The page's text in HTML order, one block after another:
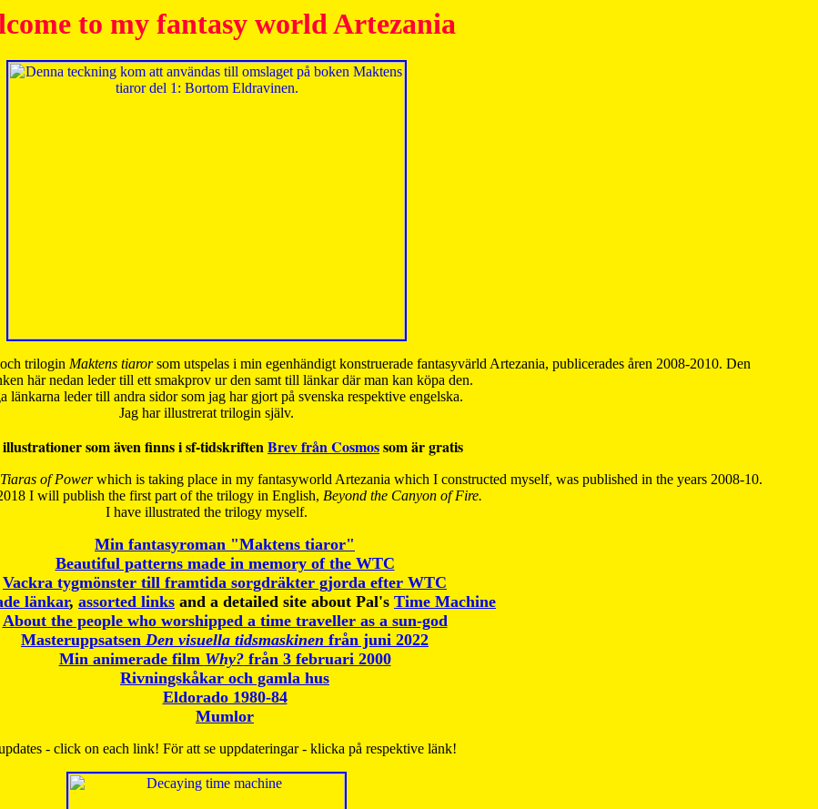
to my fantasy world Artezania
trilogin Maktens tiarorsom utspelas i min egenhändigt konstruerade fantasyvärld Artezania, publicerades åren 2008-2010. Den
här nedan leder till ett smakprov ur den samt till länkar där man kan köpa den.
länkarna leder till andra sidor som jag har gjort på svenska respektive engelska.
Jag har illustrerat trilogin själv.
illustrationer som även finns i sf-tidskriftenBrev från Cosmossom är gratis
of Powerwhich is taking place in my fantasyworld Artezania which I constructed myself, was published in the years 2008-10.
I will publish the first part of the trilogy in English, Beyond the Canyon of Fire.
I have illustrated the trilogy myself.
Min fantasyroman "Maktens tiaror"
Beautiful patterns made in memory of the WTC
Vackra tygmönster till framtida sorgdräkter gjorda efter WTC
länkar, assorted links and a detailed site about Pal's Time Machine
About the people who worshipped a time traveller as a sun-god
Masteruppsatsen Den visuella tidsmaskinen från juni 2022
Min animerade film Why?från 3 februari 2000
Rivningskåkar och gamla hus
Eldorado 1980-84
Mumlor
- click on each link! För att se uppdateringar - klicka på respektive länk!